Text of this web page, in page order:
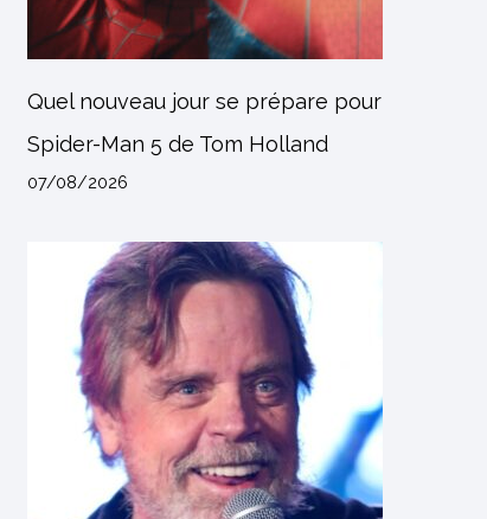
Quel nouveau jour se prépare pour
Spider-Man 5 de Tom Holland
07/08/2026